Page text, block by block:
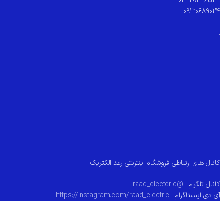
09120689024
.
کانال های ارتباطی فروشگاه اینترنتی رعد الکتریک
کانال تلگرام : @raad_electeric
آی دی اینستاگرام : https://instagram.com/raad_electric